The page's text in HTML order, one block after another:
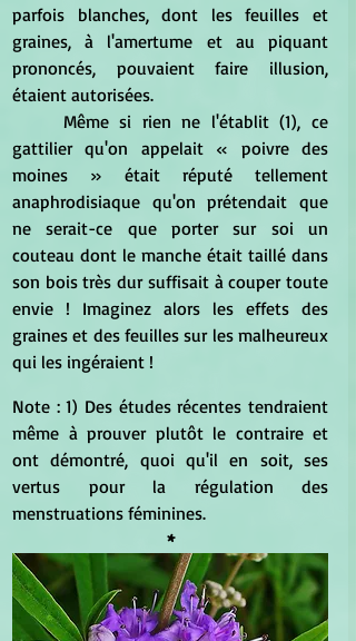
parfois blanches, dont les feuilles et
graines, à l'amertume et au piquant
prononcés, pouvaient faire illusion,
étaient autorisées.
gattilier qu'on appelait « poivre des
moines » était réputé tellement
anaphrodisiaque qu'on prétendait que
ne serait-ce que porter sur soi un
couteau dont le manche était taillé dans
son bois très dur suffisait à couper toute
envie ! Imaginez alors les effets des
graines et des feuilles sur les malheureux
qui les ingéraient !
Note : 1) Des études récentes tendraient
même à prouver plutôt le contraire et
ont démontré, quoi qu'il en soit, ses
vertus pour la régulation des
menstruations féminines.
*